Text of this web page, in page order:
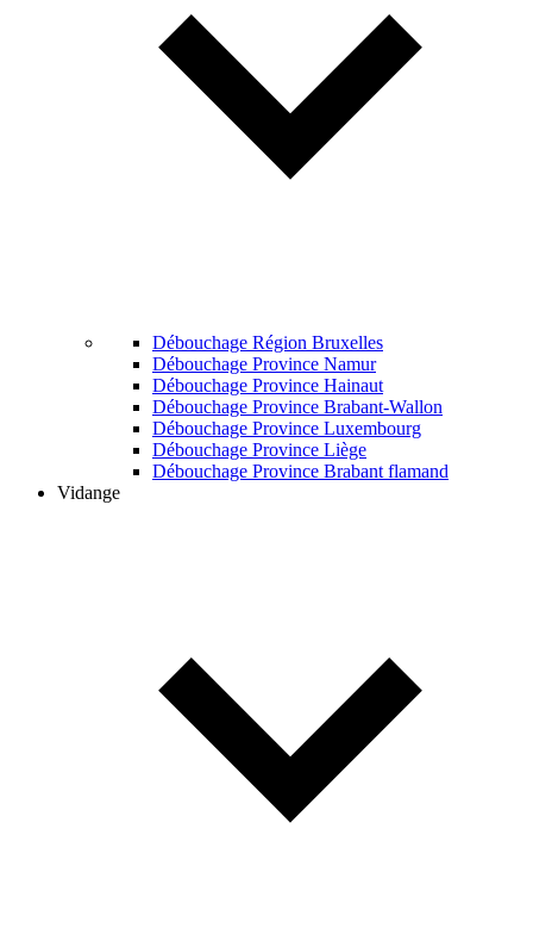
Débouchage Région Bruxelles
Débouchage Province Namur
Débouchage Province Hainaut
Débouchage Province Brabant-Wallon
Débouchage Province Luxembourg
Débouchage Province Liège
Débouchage Province Brabant flamand
Vidange